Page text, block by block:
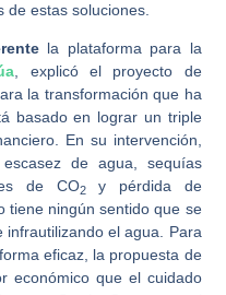
de estas soluciones.
la plataforma para la
, explicó el proyecto de
la transformación que ha
basado en lograr un triple
En su intervención,
de agua, sequías
de CO2y pérdida de
tiene ningún sentido que se
el agua. Para
eficaz, la propuesta de
económico que el cuidado